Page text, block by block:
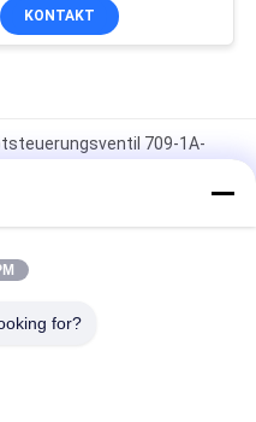
KONTAKT
709-1A-
Komatsu, 723-57-
für Volvo EC290B
for?